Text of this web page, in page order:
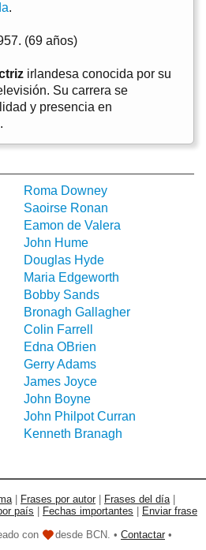
.
(69 años)
irlandesa conocida por su
Su carrera se
y presencia en
Roma Downey
Saoirse Ronan
Eamon de Valera
John Hume
Douglas Hyde
Maria Edgeworth
Bobby Sands
Bronagh Gallagher
Colin Farrell
Edna OBrien
Gerry Adams
James Joyce
John Boyne
John Philpot Curran
Kenneth Branagh
| Frases por autor Frases del día|
país Fechas importantes
Enviar frase
con desde BCN. • Contactar •